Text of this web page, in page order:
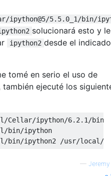
ipython@5/5.5.0_1/bin/
solucionará esto y le
ipython2 desde el
tomé en serio el uso de
también ejecuté los
/Cellar/ipython/6.2 . 1 /bin
/bin/ipython
/bin/ipython2 /usr/local /
—